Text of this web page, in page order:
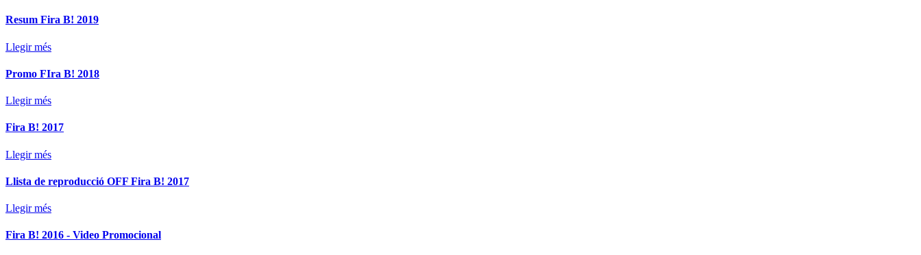
Resum Fira B! 2019
Llegir més
Promo FIra B! 2018
Llegir més
Fira B! 2017
Llegir més
Llista de reproducció OFF Fira B! 2017
Llegir més
Fira B! 2016 - Video Promocional